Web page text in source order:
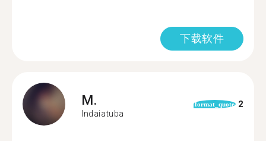
下载软件
M.
Indaiatuba
format_quote 2